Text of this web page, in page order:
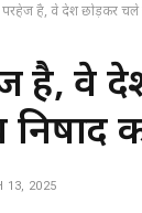
परहेज है, वे देश छोड़कर चले
है, वे
13, 2025